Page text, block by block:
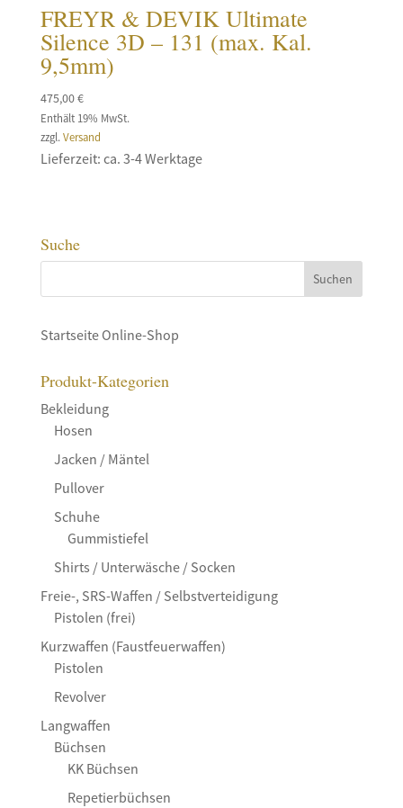
FREYR & DEVIK Ultimate
Silence 3D – 131 (max. Kal.
9,5mm)
475,00€
Enthält 19% MwSt.
zzgl. Versand
Lieferzeit: ca. 3-4 Werktage
Suche
Startseite Online-Shop
Produkt-Kategorien
Bekleidung
Hosen
Jacken / Mäntel
Pullover
Schuhe
Gummistiefel
Shirts / Unterwäsche / Socken
Freie-, SRS-Waffen / Selbstverteidigung
Pistolen (frei)
Kurzwaffen (Faustfeuerwaffen)
Pistolen
Revolver
Langwaffen
Büchsen
KK Büchsen
Repetierbüchsen